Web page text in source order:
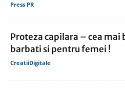
Press PR
Proteza capilara – cea mai
barbati si pentru femei !
CreatiiDigitale